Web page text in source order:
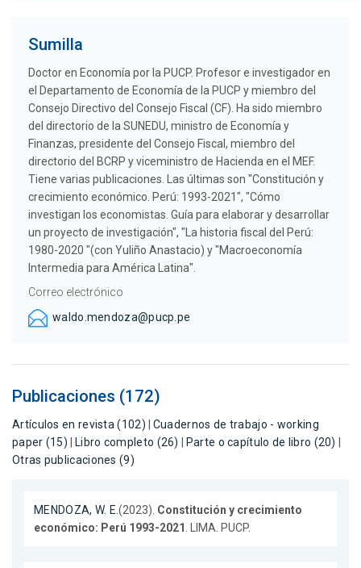
Sumilla
Doctor en Economía por la PUCP. Profesor e investigador en
el Departamento de Economía de la PUCP y miembro del
Consejo Directivo del Consejo Fiscal (CF). Ha sido miembro
del directorio de la SUNEDU, ministro de Economía y
Finanzas, presidente del Consejo Fiscal, miembro del
directorio del BCRP y viceministro de Hacienda en el MEF.
Tiene varias publicaciones. Las últimas son "Constitución y
crecimiento económico. Perú: 1993-2021", "Cómo
investigan los economistas. Guía para elaborar y desarrollar
un proyecto de investigación", "La historia fiscal del Perú:
1980-2020 "(con Yuliño Anastacio) y "Macroeconomía
Intermedia para América Latina".
Correo electrónico
waldo.mendoza@pucp.pe
Publicaciones (172)
Artículos en revista (102)
Cuadernos de trabajo - working
paper (15)
Libro completo (26) Parte o capítulo de libro (20)
Otras publicaciones (9)
MENDOZA, W. E.(2023). Constitución y crecimiento
económico: Perú 1993-2021
. LIMA. PUCP.